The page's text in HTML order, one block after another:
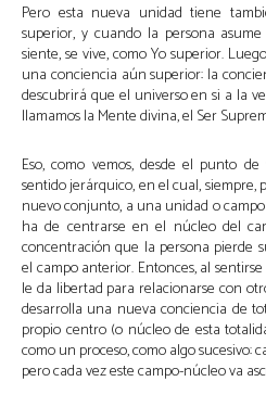
Pero esta nueva unidad tiene
superior, y cuando la persona
siente, se vive, como Yo superior.
una conciencia aún superior: la
descubrirá que el universo en si a la
llamamos la Mente divina, el Ser
Eso, como vemos, desde el punto
sentido jerárquico, en el cual,
nuevo conjunto, a una unidad o
ha de centrarse en el núcleo del
concentración que la persona pierde
el campo anterior. Entonces, al sentirse
le da libertad para relacionarse con
desarrolla una nueva conciencia de
propio centro (o núcleo de esta
como un proceso, como algo sucesivo:
pero cada vez este campo-núcleo va